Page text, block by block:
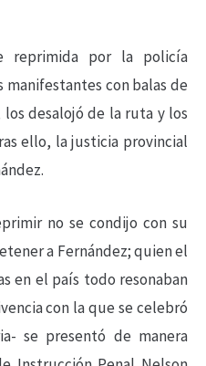
reprimida por la policía
con balas de
los desalojó de la ruta y los
ello, la justicia provincial
no se condijo con su
a Fernández; quien el
en el país todo resonaban
con la que se celebró
se presentó de manera